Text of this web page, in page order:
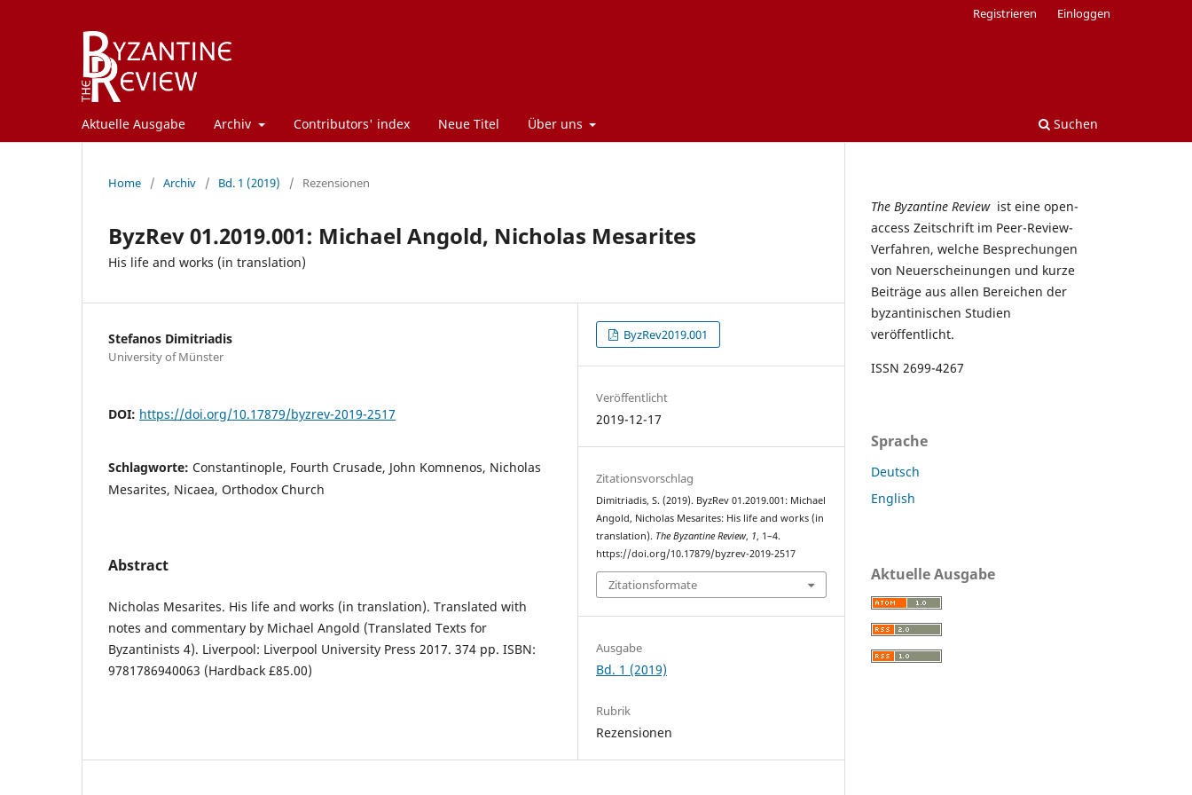
Aktuelle Ausgabe Archiv Contributors' index Neue Titel Über uns Suchen
Registrieren Einloggen
Home / Archiv / Bd. 1 (2019) / Rezensionen
ByzRev 01.2019.001: Michael Angold, Nicholas Mesarites
His life and works (in translation)
Stefanos Dimitriadis
University of Münster
DOI: https://doi.org/10.17879/byzrev-2019-2517
Schlagworte: Constantinople, Fourth Crusade, John Komnenos, Nicholas
Mesarites, Nicaea, Orthodox Church
Abstract
Nicholas Mesarites. His life and works (in translation). Translated with
notes and commentary by Michael Angold (Translated Texts for
Byzantinists 4). Liverpool: Liverpool University Press 2017. 374 pp. ISBN:
9781786940063 (Hardback £85.00)
ByzRev2019.001
Veröffentlicht
2019-12-17
Zitationsvorschlag
Dimitriadis, S. (2019). ByzRev 01.2019.001: Michael
Angold, Nicholas Mesarites: His life and works (in
translation). The Byzantine Review, 1, 1–4.
https://doi.org/10.17879/byzrev-2019-2517
Zitationsformate
Ausgabe
Bd. 1 (2019)
Rubrik
Rezensionen
The Byzantine Reviewist eine open-
access Zeitschrift im Peer-Review-
Verfahren, welche Besprechungen
von Neuerscheinungen und kurze
Beiträge aus allen Bereichen der
byzantinischen Studien
veröffentlicht.
ISSN 2699-4267
Sprache
Deutsch
English
Aktuelle Ausgabe